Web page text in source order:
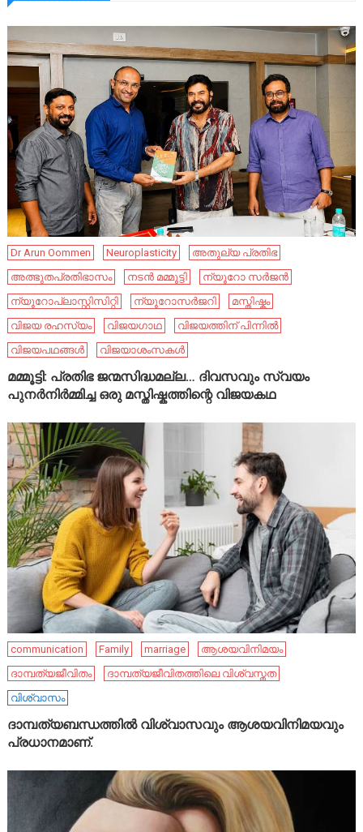
Dr Arun Oommen Neuroplasticity
അതുല്യ പ്രതിഭ
അത്ഭുതപ്രതിഭാസം
നടൻ മമ്മൂട്ടി
ന്യൂറോ സർജൻ
ന്യൂറോപ്ലാസ്റ്റിസിറ്റി
ന്യൂറോസർജറി
മസ്തിഷ്കം
വിജയ രഹസ്യം
വിജയഗാഥ
വിജയത്തിന് പിന്നിൽ
വിജയപഥങ്ങൾ
വിജയാശംസകൾ
മമ്മൂട്ടി: പ്രതിഭ ജന്മസിദ്ധമല്ല… ദിവസവും സ്വയം
പുനർനിർമ്മിച്ച ഒരു മസ്തിഷ്കത്തിന്റെ വിജയകഥ
communication Family marriage
ആശയവിനിമയം
ദാമ്പത്യജീവിതം
ദാമ്പത്യജീവിതത്തിലെ വിശ്വസ്തത
വിശ്വാസം
ദാമ്പത്യബന്ധത്തിൽ വിശ്വാസവും ആശയവിനിമയവും
പ്രധാനമാണ്.